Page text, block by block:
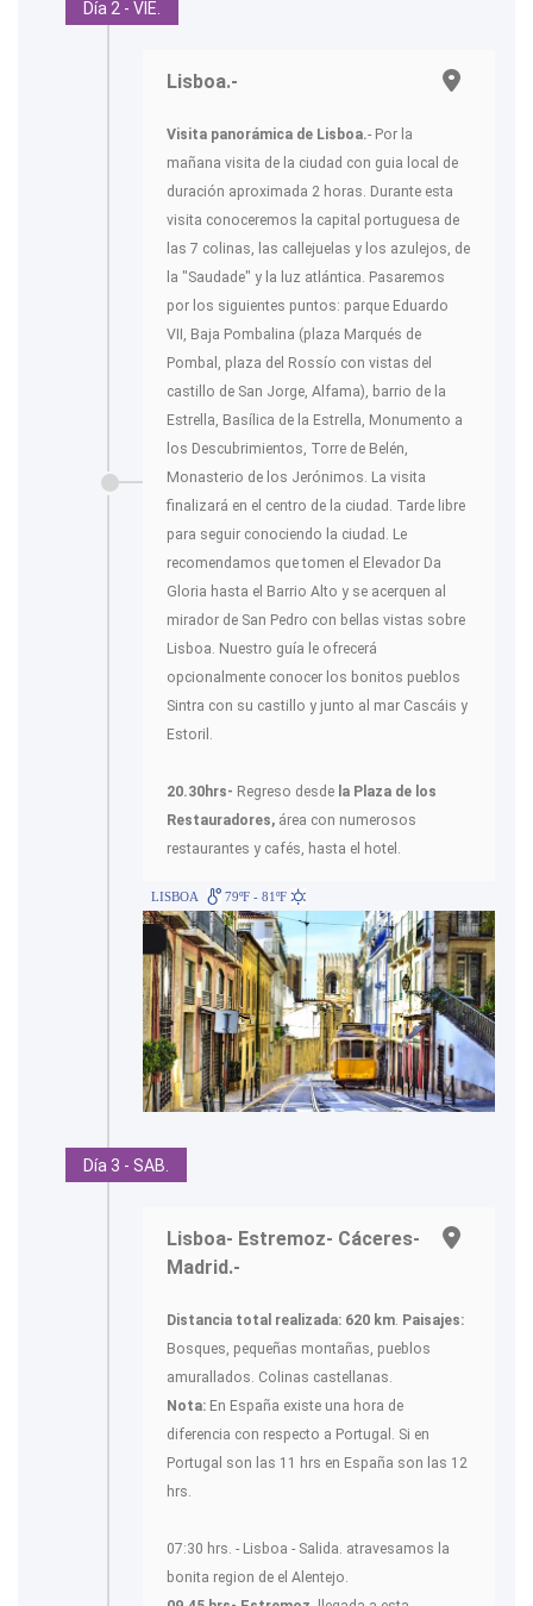
Día 2 - VIE.
Lisboa.-
Visita panorámica de Lisboa.- Por la
mañana visita de la ciudad con guia local de
duración aproximada 2 horas. Durante esta
visita conoceremos la capital portuguesa de
las 7 colinas, las callejuelas y los azulejos, de
la "Saudade" y la luz atlántica. Pasaremos
por los siguientes puntos: parque Eduardo
VII, Baja Pombalina (plaza Marqués de
Pombal, plaza del Rossío con vistas del
castillo de San Jorge, Alfama), barrio de la
Estrella, Basílica de la Estrella, Monumento a
los Descubrimientos, Torre de Belén,
Monasterio de los Jerónimos. La visita
finalizará en el centro de la ciudad. Tarde libre
para seguir conociendo la ciudad. Le
recomendamos que tomen el Elevador Da
Gloria hasta el Barrio Alto y se acerquen al
mirador de San Pedro con bellas vistas sobre
Lisboa. Nuestro guía le ofrecerá
opcionalmente conocer los bonitos pueblos
Sintra con su castillo y junto al mar Cascáis y
Estoril.
20.30hrs- Regreso desde la Plaza de los
Restauradores, área con numerosos
restaurantes y cafés, hasta el hotel.
LISBOA 79ºF - 81ºF
Día 3 - SAB.
Lisboa- Estremoz- Cáceres-
Madrid.-
Distancia total realizada: 620 km Paisajes:
Bosques, pequeñas montañas, pueblos
amurallados. Colinas castellanas.
Nota: En España existe una hora de
diferencia con respecto a Portugal. Si en
Portugal son las 11 hrs en España son las 12
hrs.
07:30 hrs. - Lisboa - Salida. atravesamos la
bonita region de el Alentejo.